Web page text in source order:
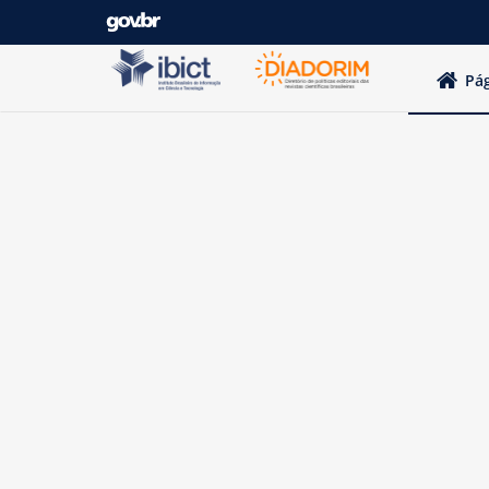
Pular para o conteúdo